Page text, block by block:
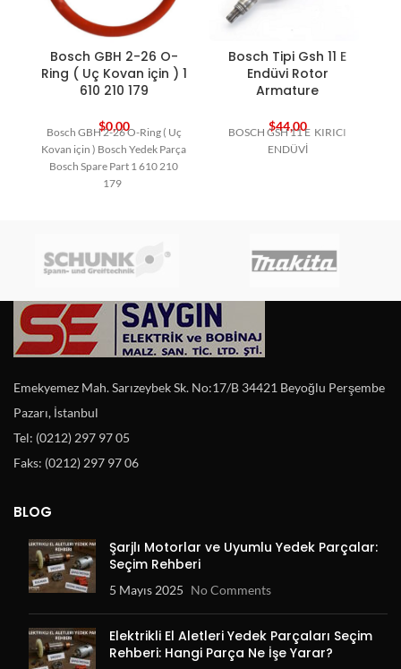
Bosch GBH 2-26 O-
Ring ( Uç Kovan için ) 1
610 210 179
$0,00
Bosch GBH 2-26 O-Ring ( Uç
Kovan için ) Bosch Yedek Parça
Bosch Spare Part 1 610 210
179
Bosch Tipi Gsh 11 E
Endüvi Rotor
Armature
$44,00
BOSCH GSH 11 E KIRICI
ENDÜVİ
Emekyemez Mah. Sarızeybek Sk. No:17/B 34421 Beyoğlu Perşembe
Pazarı, İstanbul
Tel: (0212) 297 97 05
Faks: (0212) 297 97 06
BLOG
Şarjlı Motorlar ve Uyumlu Yedek Parçalar:
Seçim Rehberi
5 Mayıs 2025 No Comments
Elektrikli El Aletleri Yedek Parçaları Seçim
Rehberi: Hangi Parça Ne İşe Yarar?